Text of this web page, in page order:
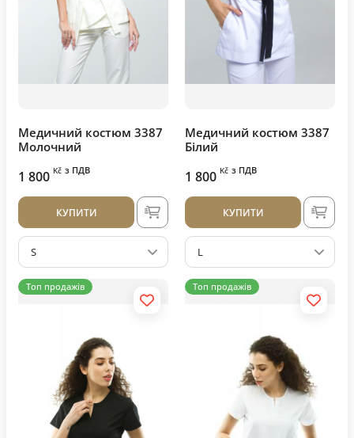
Медичний костюм 3387
Молочний
1 800 Kč з ПДВ
КУПИТИ
S
Медичний костюм 3387
Білий
1 800 Kč з ПДВ
КУПИТИ
L
Топ продажів Топ продажів